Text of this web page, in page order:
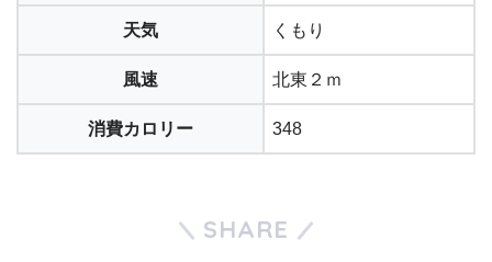
天気 くもり
風速 北東２ｍ
消費カロリー 348
SHARE